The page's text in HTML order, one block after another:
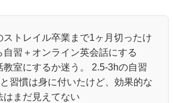
ストレイル卒業まで1ヶ月切ったけ
自習＋オンライン英会話にする
室にするか迷う。 2.5-3hの自習
習慣は身に付いたけど、効果的な
はまだ見えてない